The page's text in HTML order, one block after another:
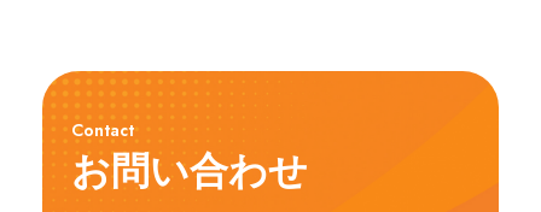
Contact
お問い合わせ